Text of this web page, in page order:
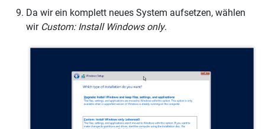
Da wir ein komplett neues System aufsetzen, wählen
wir Custom: Install Windows only.